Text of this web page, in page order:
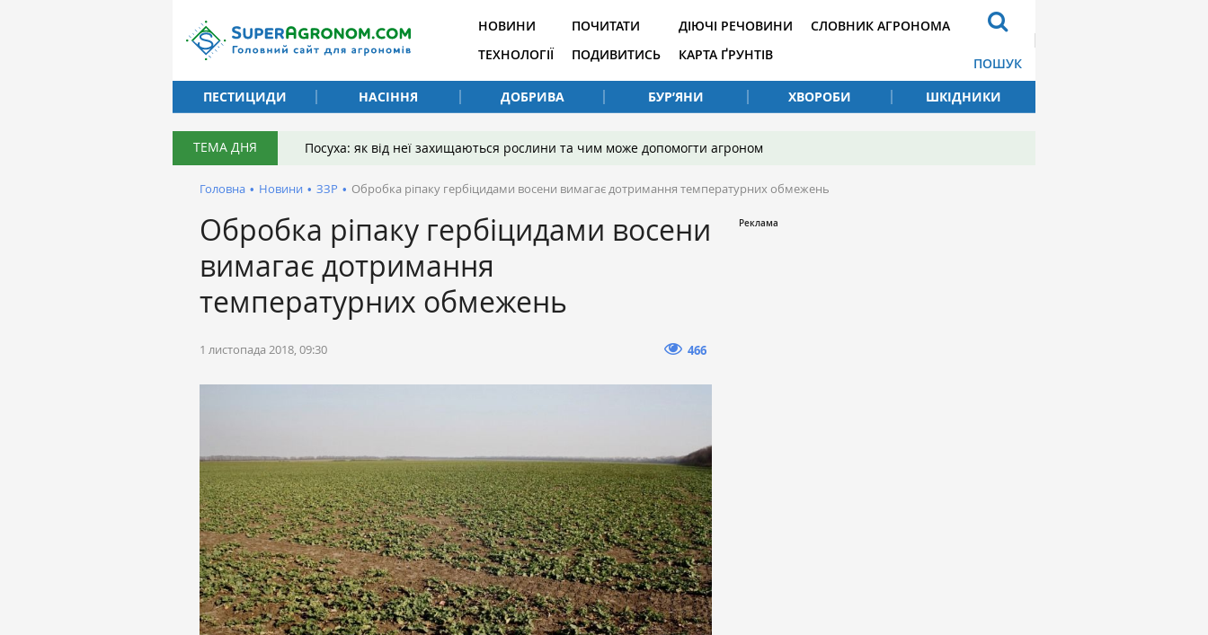
НОВИНИ
ТЕХНОЛОГІЇ
ПОЧИТАТИ
ПОДИВИТИСЬ
ДІЮЧІ РЕЧОВИНИ
КАРТА ҐРУНТІВ
СЛОВНИК АГРОНОМА
ПОШУК
ПЕСТИЦИДИ
НАСІННЯ ДОБРИВА БУР’ЯНИ ХВОРОБИ ШКІДНИКИ
ТЕМА ДНЯ Посуха: як від неї захищаються рослини та чим може допомогти агроном
Головна • Новини • ЗЗР • Обробка ріпаку гербіцидами восени вимагає дотримання температурних обмежень
Обробка ріпаку гербіцидами восени
вимагає дотримання
температурних обмежень
1 листопада 2018, 09:30 466